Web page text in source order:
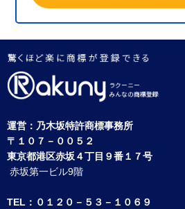
運営： 乃木坂特許商標事務所
〒１０７－００５２
東京都港区赤坂４丁目９番１７号
赤坂第一ビル9階
TEL：０１２０－５３－１０６９